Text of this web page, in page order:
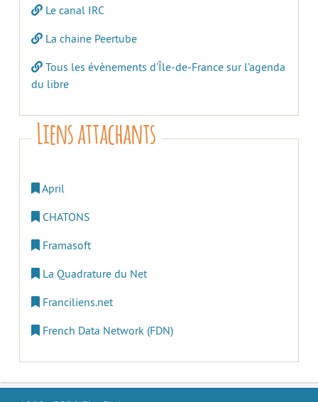
Le canal IRC
La chaine Peertube
Tous les évènements d’Île-de-France sur l’agenda
du libre
Liens attachants
April
CHATONS
Framasoft
La Quadrature du Net
Franciliens.net
French Data Network (FDN)